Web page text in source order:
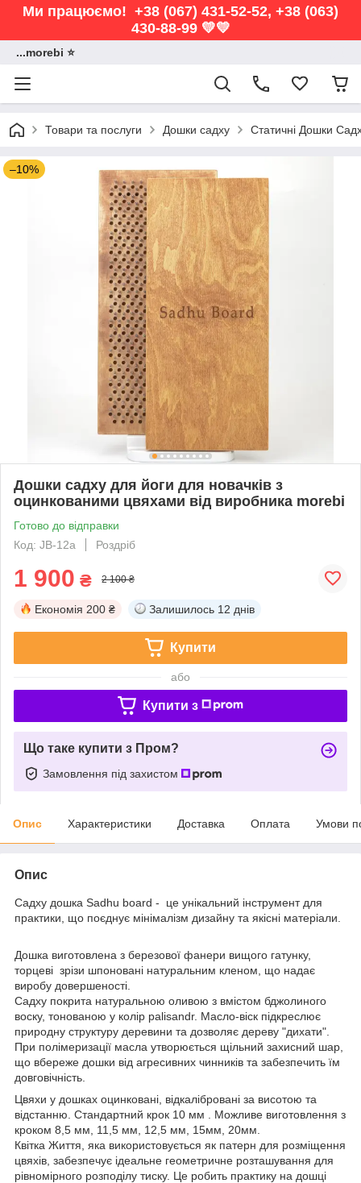
Ми працюємо! +38 (067) 431-52-52, +38 (063)
430-88-99 💛💛
...morebi ⭐️
Товари та послуги Дошки садху Статичні Дошки
–10%
Дошки садху для йоги для новачків з
оцинкованими цвяхами від виробника morebi
Готово до відправки
Код: JB-12а
Роздріб
1 900 ₴ 2 100 ₴
Економія 200 ₴ Залишилось 12 днів
Купити
або
Купити з
Що таке купити з Пром?
Замовлення під захистом
Опис Характеристики Доставка Оплата Умови
Опис
Садху дошка Sadhu board - це унікальний інструмент для
практики, що поєднує мінімалізм дизайну та якісні матеріали.
Дошка виготовлена з березової фанери вищого гатунку,
торцеві зрізи шпоновані натуральним кленом, що надає
виробу довершеності.
Садху покрита натуральною оливою з вмістом бджолиного
воску, тонованою у колір palisandr. Масло-віск підкреслює
природну структуру деревини та дозволяє дереву "дихати".
При полімеризації масла утворюється щільний захисний шар,
що вбереже дошки від агресивних чинників та забезпечить їм
довговічність.
Цвяхи у дошках оцинковані, відкалібровані за висотою та
відстанню. Стандартний крок 10 мм . Можливе виготовлення з
кроком 8,5 мм, 11,5 мм, 12,5 мм, 15мм, 20мм.
Квітка Життя, яка використовується як патерн для розміщення
цвяхів, забезпечує ідеальне геометричне розташування для
рівномірного розподілу тиску. Це робить практику на дошці